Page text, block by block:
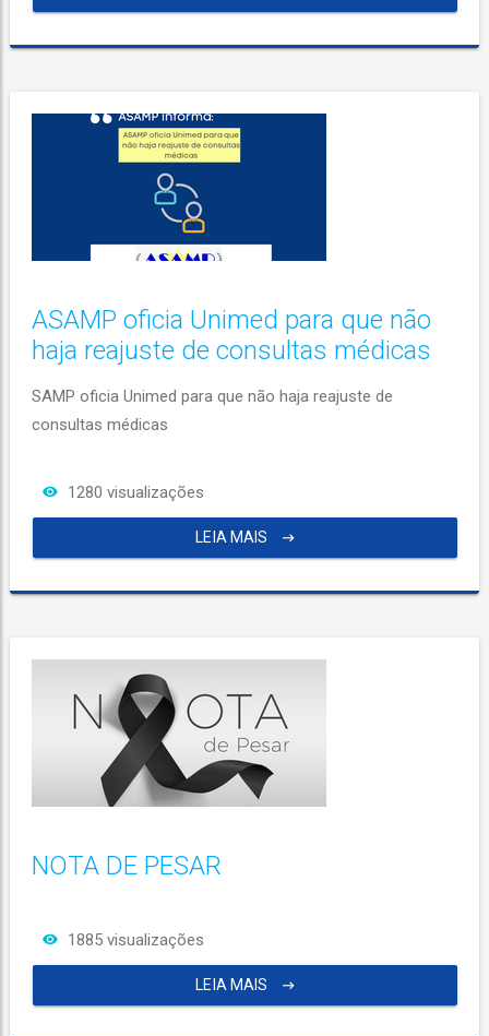
ASAMP oficia Unimed para que não
haja reajuste de consultas médicas
SAMP oficia Unimed para que não haja reajuste de
consultas médicas
1280 visualizações
LEIA MAIS
NOTA DE PESAR
1885 visualizações
LEIA MAIS